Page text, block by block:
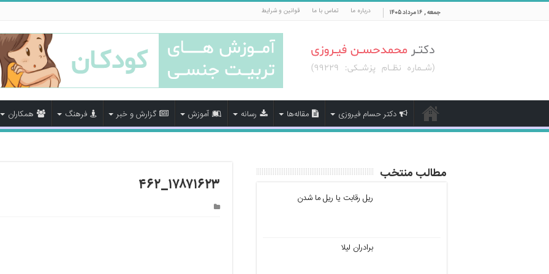
جمعه , ۱۶ مرداد ۱۴۰۵ درباره ما تماس با ما قوانین و شرایط
دکتر حسام فیروزی مقاله‌ها رسانه آموزش گزارش و خبر فرهنگ همکاران
۱۷۸۷۱۶۲۳_۴۶۲ مطالب منتخب
ریل رقابت یا ریل ما شدن
برادران لیلا